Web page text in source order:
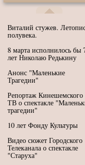
Виталий стужев.
полувека.
8 марта исполнилось бы
лет Николаю Редькину
Анонс "Маленькие
Трагедии"
Репортаж Кинешемского
ТВ о спектакле
трагедии"
10 лет Фонду Культуры
Видео сюжет Городского
Телеканала о спектакле
"Старуха"